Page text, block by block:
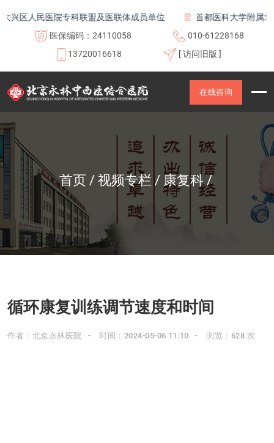
区人民医院专科联盟及医联体成员单位
首都医科大学附属北京
医保编码：24110058
010-61228168
13720016618
[ 访问旧版 ]
在线咨询
首页 视频专栏 康复科
循环康复训练调节速度和时间
作者：北京永林医院 时间：2024-05-06 11:10 浏览：628 次